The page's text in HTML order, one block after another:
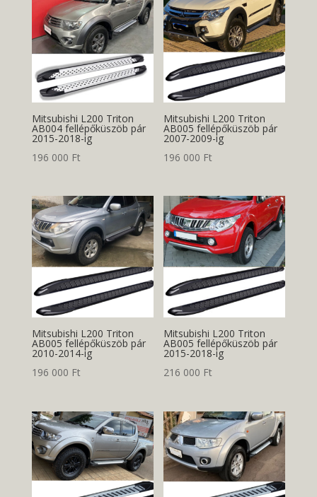
Mitsubishi L200 Triton
AB004 fellépőküszöb pár
2015-2018-ig
196 000 Ft
Mitsubishi L200 Triton
AB005 fellépőküszöb pár
2007-2009-ig
196 000 Ft
Mitsubishi L200 Triton
AB005 fellépőküszöb pár
2010-2014-ig
196 000 Ft
Mitsubishi L200 Triton
AB005 fellépőküszöb pár
2015-2018-ig
216 000 Ft